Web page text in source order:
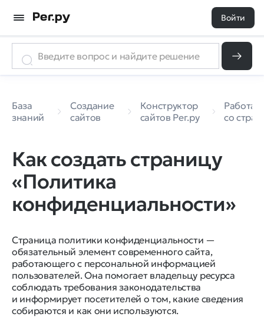
Войти
База
знаний
Создание
сайтов
Конструктор
сайтов Рег.ру
Работа
со
Как создать страницу
«Политика
конфиденциальности»
Страница политики конфиденциальности —
обязательный элемент современного сайта,
работающего с персональной информацией
пользователей. Она помогает владельцу ресурса
соблюдать требования законодательства
и информирует посетителей о том, какие сведения
собираются и как они используются.